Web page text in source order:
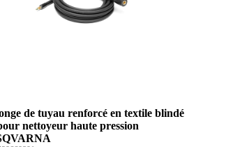
de tuyau renforcé en textile blindé
nettoyeur haute pression